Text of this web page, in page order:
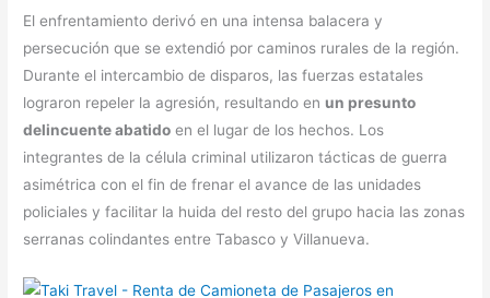
​El enfrentamiento derivó en una intensa balacera y
persecución que se extendió por caminos rurales de la región.
Durante el intercambio de disparos, las fuerzas estatales
lograron repeler la agresión, resultando en un presunto
delincuente abatido en el lugar de los hechos. Los
integrantes de la célula criminal utilizaron tácticas de guerra
asimétrica con el fin de frenar el avance de las unidades
policiales y facilitar la huida del resto del grupo hacia las zonas
serranas colindantes entre Tabasco y Villanueva.